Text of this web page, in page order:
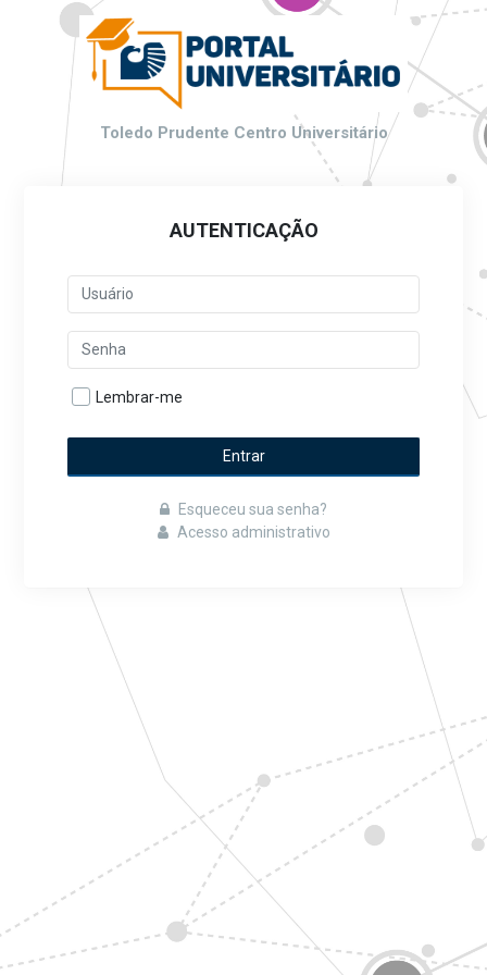
Toledo Prudente Centro Universitário
AUTENTICAÇÃO
Lembrar-me
Entrar
Esqueceu sua senha?
Acesso administrativo